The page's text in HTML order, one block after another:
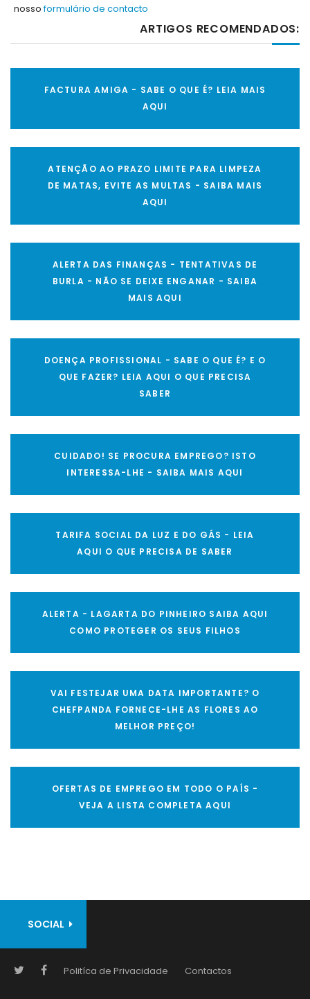
nossoformulário de contacto
ARTIGOS RECOMENDADOS:
FACTURA AMIGA - SABE O QUE É? LEIA MAIS
AQUI
ATENÇÃO AO PRAZO LIMITE PARA LIMPEZA
DE MATAS, EVITE AS MULTAS - SAIBA MAIS
AQUI
ALERTA DAS FINANÇAS - TENTATIVAS DE
BURLA - NÃO SE DEIXE ENGANAR - SAIBA
MAIS AQUI
DOENÇA PROFISSIONAL - SABE O QUE É? E O
QUE FAZER? LEIA AQUI O QUE PRECISA
SABER
CUIDADO! SE PROCURA EMPREGO? ISTO
INTERESSA-LHE - SAIBA MAIS AQUI
TARIFA SOCIAL DA LUZ E DO GÁS - LEIA
AQUI O QUE PRECISA DE SABER
ALERTA - LAGARTA DO PINHEIRO SAIBA AQUI
COMO PROTEGER OS SEUS FILHOS
VAI FESTEJAR UMA DATA IMPORTANTE? O
CHEFPANDA FORNECE-LHE AS FLORES AO
MELHOR PREÇO!
OFERTAS DE EMPREGO EM TODO O PAÍS -
VEJA A LISTA COMPLETA AQUI
SOCIAL
Politíca de Privacidade Contactos